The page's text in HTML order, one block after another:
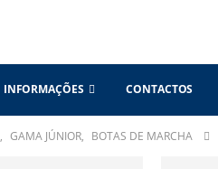
INFORMAÇÕES CONTACTOS
, GAMA JÚNIOR, BOTAS DE MARCHA